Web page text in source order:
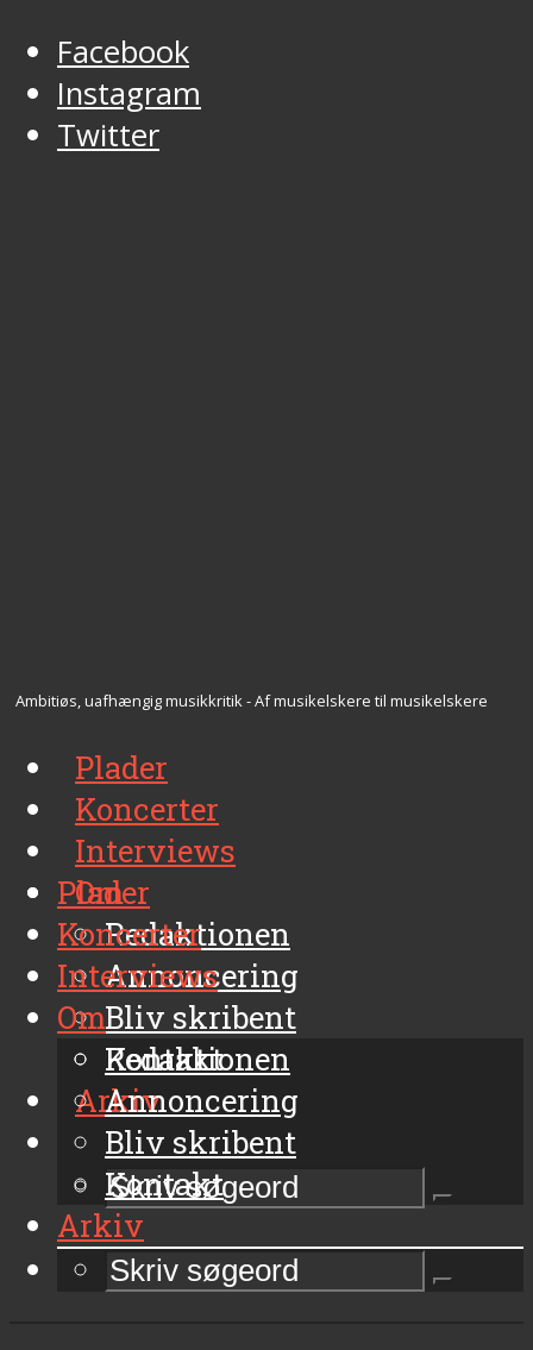
Facebook
Instagram
Twitter
Ambitiøs, uafhængig musikkritik - Af musikelskere til musikelskere
Plader
Koncerter
Interviews
Om
Redaktionen
Annoncering
Bliv skribent
Kontakt
Arkiv
Plader
Koncerter
Interviews
Om
Redaktionen
Annoncering
Bliv skribent
Kontakt
Arkiv